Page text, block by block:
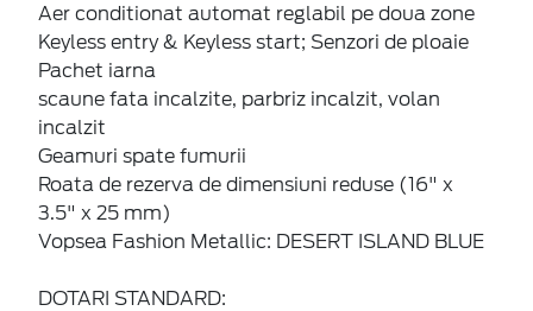
Aer conditionat automat reglabil pe doua zone
Keyless entry & Keyless start; Senzori de ploaie
Pachet iarna
scaune fata incalzite, parbriz incalzit, volan
incalzit
Geamuri spate fumurii
Roata de rezerva de dimensiuni reduse (16" x
3.5" x 25 mm)
Vopsea Fashion Metallic: DESERT ISLAND BLUE
DOTARI STANDARD: